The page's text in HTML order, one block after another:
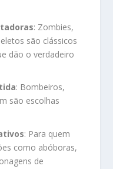
: Zombies,
são clássicos
dão o verdadeiro
: Bombeiros,
são escolhas
: Para quem
como abóboras,
de